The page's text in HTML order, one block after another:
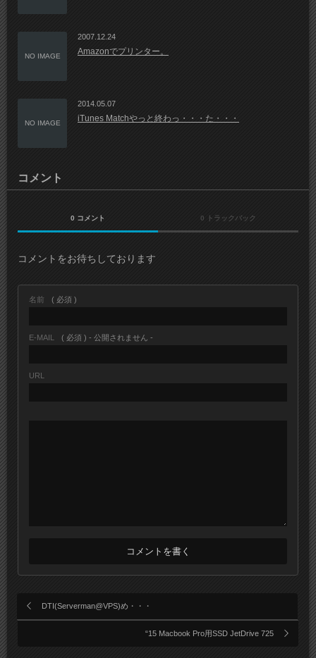
NO IMAGE
2007.12.24
Amazonでプリンター。
NO IMAGE
2014.05.07
iTunes Matchやっと終わっ・・・た・・・
コメント
0 コメント 0 トラックバック
コメントをお待ちしております
名前 ( 必須 )
E-MAIL ( 必須 ) - 公開されません -
URL
DTI(Serverman@VPS)め・・・
“15 Macbook Pro用SSD JetDrive 725